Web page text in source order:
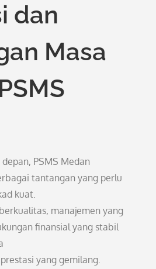
dan
Masa
PSMS Medan
tantangan yang perlu
kuat.
manajemen yang
finansial yang stabil
yang gemilang.